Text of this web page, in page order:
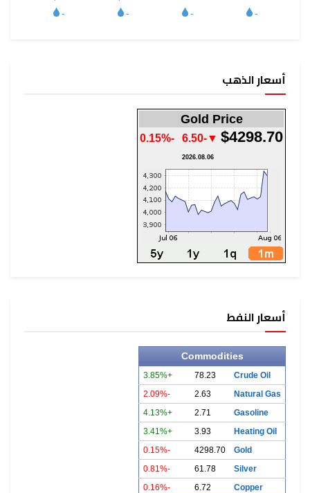
أسعار الذهب
Gold Price
$4298.70
▼-6.50
-0.15%
2026.08.06
أسعار النفط
Commodities
Crude Oil
78.23
+3.85%
Natural Gas
2.63
-2.09%
Gasoline
2.71
+4.13%
Heating Oil
3.93
+3.41%
Gold
4298.70
-0.15%
Silver
61.78
-0.81%
Copper
6.72
-0.16%